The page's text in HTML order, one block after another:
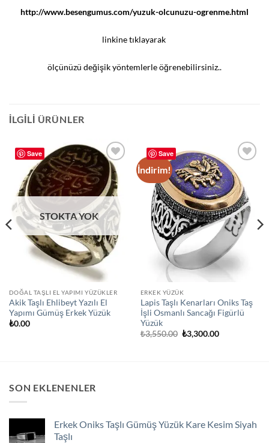
http://www.besengumus.com/yuzuk-olcunuzu-ogrenme.html
linkine tıklayarak
ölçünüzü değişik yöntemlerle öğrenebilirsiniz..
İLGILI ÜRÜNLER
Save
Add to
wishlist
STOKTA YOK
DOĞAL TAŞLI EL YAPIMI YÜZÜKLER
Akik Taşlı Ehlibeyt Yazılı El
Yapımı Gümüş Erkek Yüzük
₺0.00
Save
İndirim!
Add to
wishlist
ERKEK YÜZÜK
Lapis Taşlı Kenarları Oniks Taş
İşli Osmanlı Sancağı Figürlü
Yüzük
₺3,550.00 Orijinal
fiyat:
₺3,300.00Şu
SON EKLENENLER
Erkek Oniks Taşlı Gümüş Yüzük Kare Kesim Siyah
Taşlı